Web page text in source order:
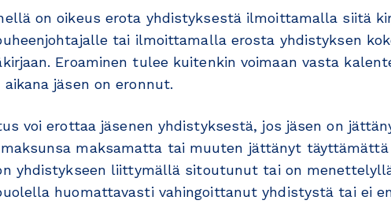
on oikeus erota yhdistyksestä ilmoittamalla siitä
tai ilmoittamalla erosta yhdistyksen
Eroaminen tulee kuitenkin voimaan vasta
aikana jäsen on eronnut.
voi erottaa jäsenen yhdistyksestä, jos jäsen on
maksamatta tai muuten jättänyt
yhdistykseen liittymällä sitoutunut tai on
huomattavasti vahingoittanut yhdistystä tai ei